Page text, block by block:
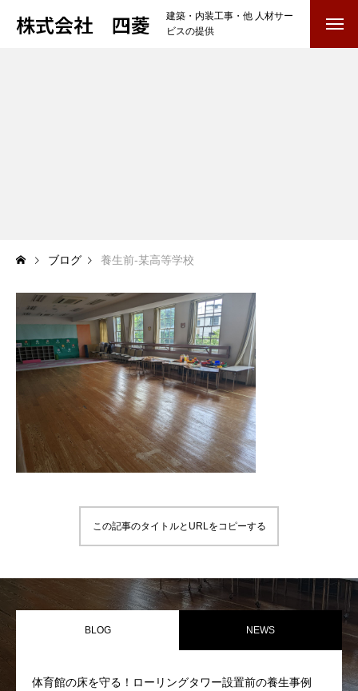
株式会社 四菱
建築・内装工事・他 人材サー
ビスの提供
RECRUIT
募集要項
PARTNER
ブログ 養生前-某高等学校
この記事のタイトルとURLをコピーする
BLOG NEWS
体育館の床を守る！ローリングタワー設置前の養生事例